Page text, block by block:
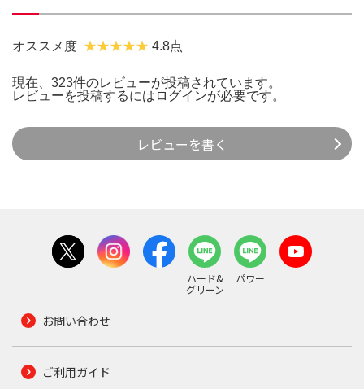
オススメ度 4.8点
現在、323件のレビューが投稿されています。
レビューを投稿するには ログインが必要です。
レビューを書く
ハード&
グリーン
パワー
お問い合わせ
ご利用ガイド